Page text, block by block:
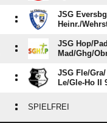
:
JSG
Heinr./​
:
JSG Hop/​
Mad/​Ghg/​
:
JSG Fle/​Gra/​
Le/​Gle-Ho II
: SPIELFREI